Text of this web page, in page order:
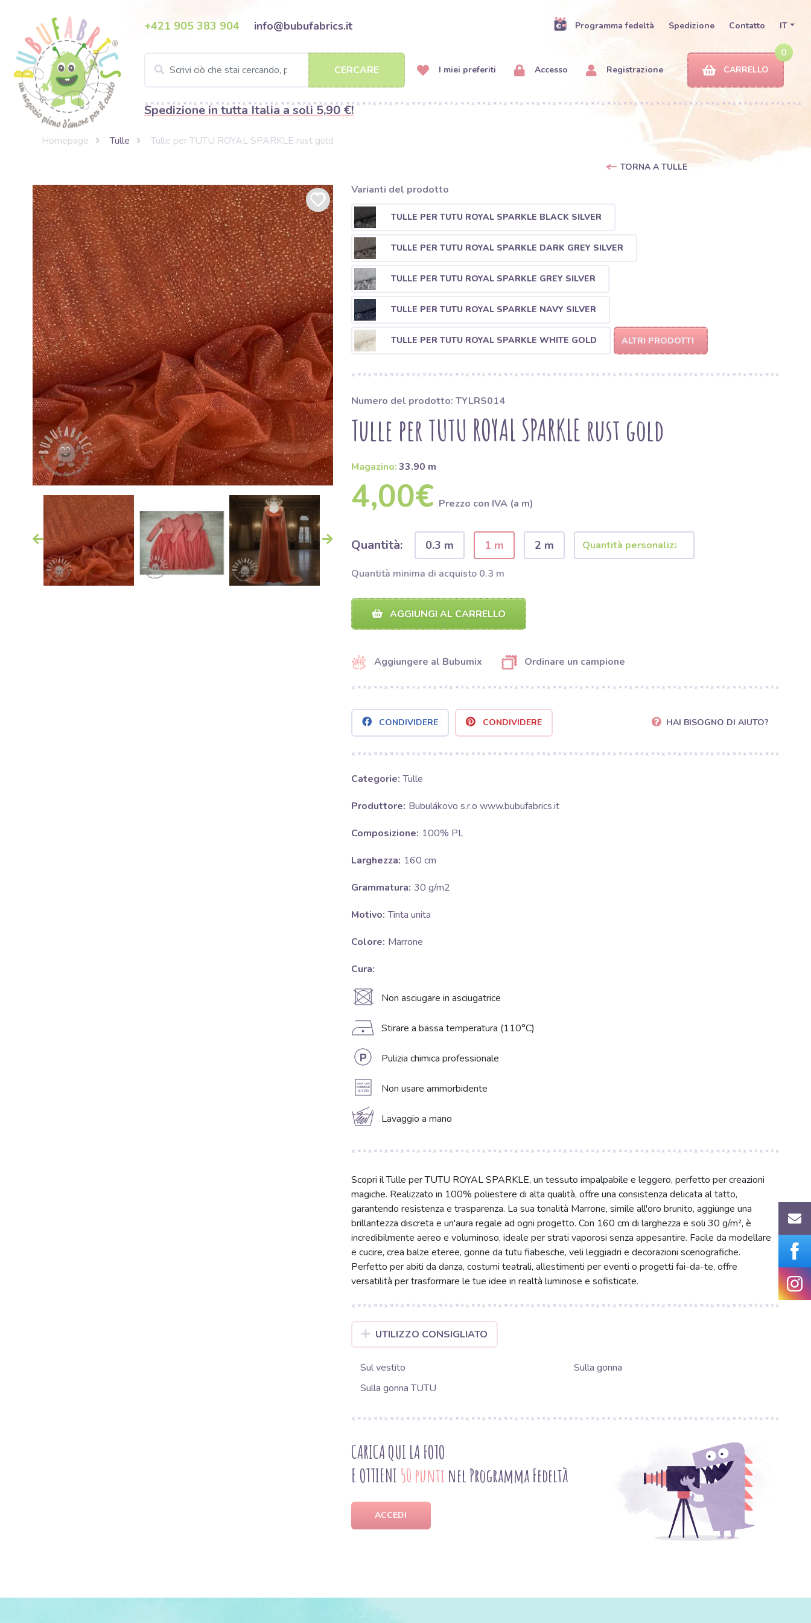
+421 905 383 904 info@bubufabrics.it Programma fedeltà Spedizione Contatto IT
CERCARE I miei preferiti Accesso Registrazione
0
CARRELLO
Spedizione in tutta Italia a soli 5,90 €!
Homepage Tulle Tulle per TUTU ROYAL SPARKLE rust gold
TORNA A TULLE
Varianti del prodotto
TULLE PER TUTU ROYAL SPARKLE BLACK SILVER
TULLE PER TUTU ROYAL SPARKLE DARK GREY SILVER
TULLE PER TUTU ROYAL SPARKLE GREY SILVER
TULLE PER TUTU ROYAL SPARKLE NAVY SILVER
TULLE PER TUTU ROYAL SPARKLE WHITE GOLD ALTRI PRODOTTI
Numero del prodotto: TYLRS014
Tulle per TUTU ROYAL SPARKLE rust gold
Magazino:33.90 m
4,00€ Prezzo con IVA (a m)
Quantità: 0.3 m 1 m 2 m
Quantità minima di acquisto 0.3 m
AGGIUNGI AL CARRELLO
Aggiungere al Bubumix Ordinare un campione
CONDIVIDERE CONDIVIDERE HAI BISOGNO DI AIUTO?
Categorie: Tulle
Produttore: Bubulákovo s.r.o www.bubufabrics.it
Composizione: 100% PL
Larghezza: 160 cm
Grammatura: 30 g/m2
Motivo: Tinta unita
Colore: Marrone
Cura:
U Non asciugare in asciugatrice
D Stirare a bassa temperatura (110°C)
L Pulizia chimica professionale
A Non usare ammorbidente
c Lavaggio a mano
Scopri il Tulle per TUTU ROYAL SPARKLE, un tessuto impalpabile e leggero, perfetto per creazioni
magiche. Realizzato in 100% poliestere di alta qualità, offre una consistenza delicata al tatto,
garantendo resistenza e trasparenza. La sua tonalità Marrone, simile all'oro brunito, aggiunge una
brillantezza discreta e un'aura regale ad ogni progetto. Con 160 cm di larghezza e soli 30 g/m², è
incredibilmente aereo e voluminoso, ideale per strati vaporosi senza appesantire. Facile da modellare
e cucire, crea balze eteree, gonne da tutu fiabesche, veli leggiadri e decorazioni scenografiche.
Perfetto per abiti da danza, costumi teatrali, allestimenti per eventi o progetti fai-da-te, offre
versatilità per trasformare le tue idee in realtà luminose e sofisticate.
UTILIZZO CONSIGLIATO
Sul vestito
Sulla gonna
Sulla gonna TUTU
CARICA QUI LA FOTO
E OTTIENI 50 punti nel Programma Fedeltà
ACCEDI